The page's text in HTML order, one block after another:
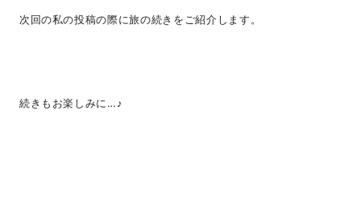
次回の私の投稿の際に旅の続きをご紹介します。
続きもお楽しみに…♪